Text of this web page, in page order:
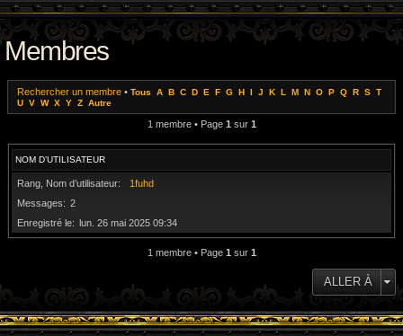
Membres
Rechercher un membre • Tous A B C D E F G H I J K L M N O P Q R S T
U V W X Y Z Autre
1 membre • Page 1 sur 1
NOM D’UTILISATEUR
Rang, Nom d’utilisateur
1fuhd
Messages
2
Enregistré le
lun. 26 mai 2025 09:34
1 membre • Page 1 sur 1
ALLER À